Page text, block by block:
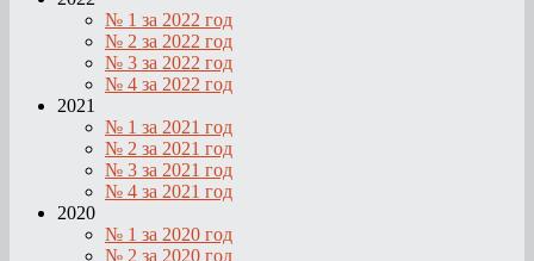
№ 1 за 2022 год
№ 2 за 2022 год
№ 3 за 2022 год
№ 4 за 2022 год
2021
№ 1 за 2021 год
№ 2 за 2021 год
№ 3 за 2021 год
№ 4 за 2021 год
2020
№ 1 за 2020 год
№ 2 за 2020 год